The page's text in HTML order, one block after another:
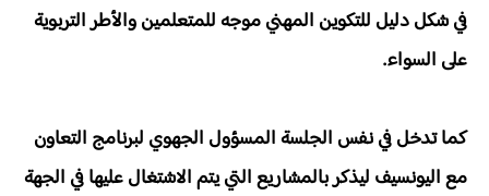
في شكل دليل للتكوين المهني موجه للمتعلمين والأطر التربوية
على السواء.
كما تدخل في نفس الجلسة المسؤول الجهوي لبرنامج التعاون
مع اليونسيف ليذكر بالمشاريع التي يتم الاشتغال عليها في الجهة